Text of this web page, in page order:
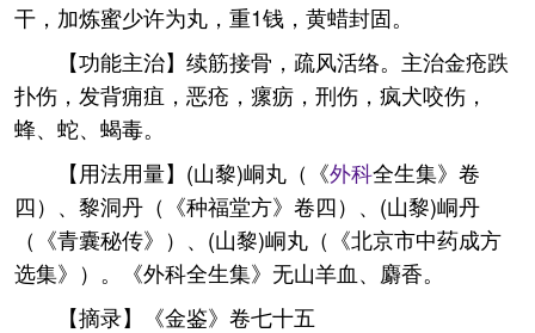
干，加炼蜜少许为丸，重1钱，黄蜡封固。
【功能主治】续筋接骨，疏风活络。主治金疮跌
扑伤，发背痈疽，恶疮，瘰疬，刑伤，疯犬咬伤，
蜂、蛇、蝎毒。
【用法用量】(山黎)峒丸（《外科全生集》卷
四）、黎洞丹（《种福堂方》卷四）、(山黎)峒丹
（《青囊秘传》）、(山黎)峒丸（《北京市中药成方
选集》）。《外科全生集》无山羊血、麝香。
【摘录】《金鉴》卷七十五